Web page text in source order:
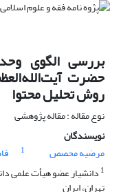
بررسی الگوی
حضرت
روش تحلیل محتوا
نوع مقاله : مقاله پژوهشی
نویسندگان
مرضیه محصص
1
1 دانشیار عضو هیأت علمی
تهران، ایران